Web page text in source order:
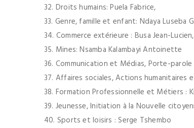
32. Droits humains: Puela Fabrice,
33. Genre, famille et enfant: Ndaya Luseba
34. Commerce extérieure : Busa Jean-Lucien,
35. Mines: Nsamba Kalambayi Antoinette
36. Communication et Médias, Porte-
37. Affaires sociales, Actions
38. Formation Professionnelle et Métiers :
39. Jeunesse, Initiation à la Nouvelle
40. Sports et loisirs : Serge Tshembo